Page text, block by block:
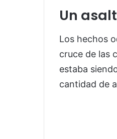
Un
Los hechos
cruce de las
estaba
cantidad de